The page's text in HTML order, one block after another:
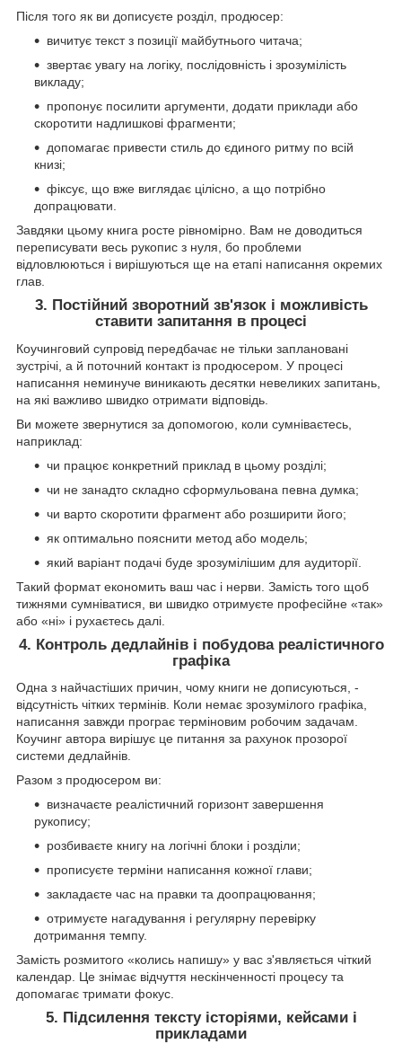
Після того як ви дописуєте розділ, продюсер:
вичитує текст з позиції майбутнього читача;
звертає увагу на логіку, послідовність і зрозумілість
викладу;
пропонує посилити аргументи, додати приклади або
скоротити надлишкові фрагменти;
допомагає привести стиль до єдиного ритму по всій
книзі;
фіксує, що вже виглядає цілісно, а що потрібно
допрацювати.
Завдяки цьому книга росте рівномірно. Вам не доводиться
переписувати весь рукопис з нуля, бо проблеми
відловлюються і вирішуються ще на етапі написання окремих
глав.
3. Постійний зворотний зв'язок і можливість
ставити запитання в процесі
Коучинговий супровід передбачає не тільки заплановані
зустрічі, а й поточний контакт із продюсером. У процесі
написання неминуче виникають десятки невеликих запитань,
на які важливо швидко отримати відповідь.
Ви можете звернутися за допомогою, коли сумніваєтесь,
наприклад:
чи працює конкретний приклад в цьому розділі;
чи не занадто складно сформульована певна думка;
чи варто скоротити фрагмент або розширити його;
як оптимально пояснити метод або модель;
який варіант подачі буде зрозумілішим для аудиторії.
Такий формат економить ваш час і нерви. Замість того щоб
тижнями сумніватися, ви швидко отримуєте професійне «так»
або «ні» і рухаєтесь далі.
4. Контроль дедлайнів і побудова реалістичного
графіка
Одна з найчастіших причин, чому книги не дописуються, -
відсутність чітких термінів. Коли немає зрозумілого графіка,
написання завжди програє терміновим робочим задачам.
Коучинг автора вирішує це питання за рахунок прозорої
системи дедлайнів.
Разом з продюсером ви:
визначаєте реалістичний горизонт завершення
рукопису;
розбиваєте книгу на логічні блоки і розділи;
прописуєте терміни написання кожної глави;
закладаєте час на правки та доопрацювання;
отримуєте нагадування і регулярну перевірку
дотримання темпу.
Замість розмитого «колись напишу» у вас з'являється чіткий
календар. Це знімає відчуття нескінченності процесу та
допомагає тримати фокус.
5. Підсилення тексту історіями, кейсами і
прикладами